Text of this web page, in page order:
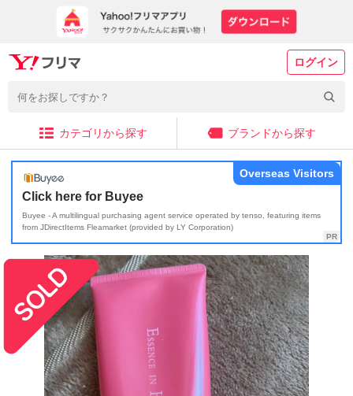
ログイン
カテゴリから探す ブランドから探す
Click here for Buyee
Buyee - A multilingual purchasing agent service operated by tenso, featuring items
from JDirectItems Fleamarket (provided by LY Corporation)
Overseas Visitors